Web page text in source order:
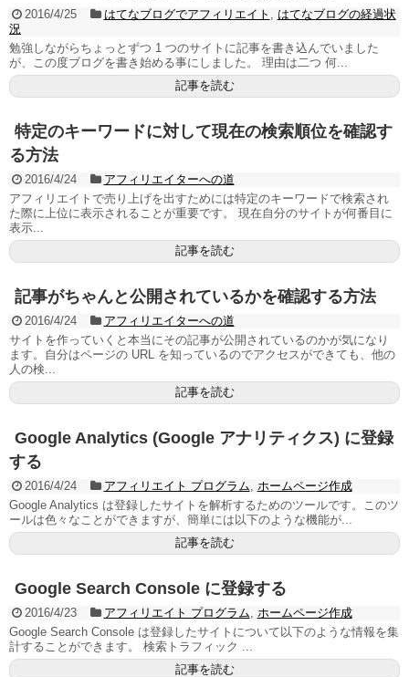
2016/4/25 はてなブログでアフィリエイト
はてなブログの経過状
況
勉強しながらちょっとずつ 1 つのサイトに記事を書き込んでいました
が、この度ブログを書き始める事にしました。 理由は二つ 何...
記事を読む
特定のキーワードに対して現在の検索順位を確認す
る方法
2016/4/24
アフィリエイターへの道
アフィリエイトで売り上げを出すためには特定のキーワードで検索され
た際に上位に表示されることが重要です。 現在自分のサイトが何番目に
表示...
記事を読む
記事がちゃんと公開されているかを確認する方法
2016/4/24
アフィリエイターへの道
サイトを作っていくと本当にその記事が公開されているのかが気になり
ます。自分はページの URL を知っているのでアクセスができても、他の
人の検...
記事を読む
Google Analytics (Google アナリティクス) に登録
する
2016/4/24 アフィリエイト プログラム
ホームページ作成
Google Analytics は登録したサイトを解析するためのツールです。このツ
ールは色々なことができますが、簡単には以下のような機能が...
記事を読む
Google Search Console に登録する
2016/4/23 アフィリエイト プログラム
ホームページ作成
Google Search Console は登録したサイトについて以下のような情報を集
計することができます。 検索トラフィック ...
記事を読む